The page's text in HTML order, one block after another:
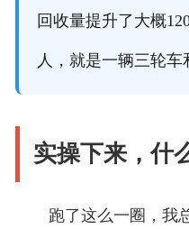
回收量提升了大概
人，就是一辆三轮车
实操下来，什
跑了这么一圈，我